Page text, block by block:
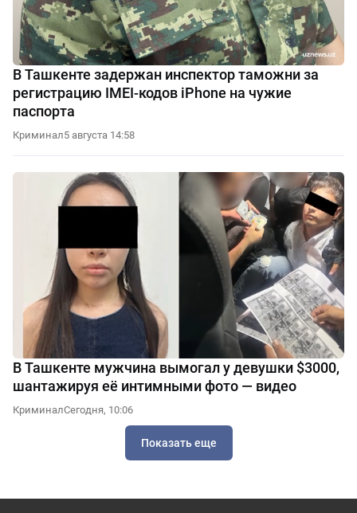
В Ташкенте задержан инспектор таможни за
регистрацию IMEI-кодов iPhone на чужие
паспорта
Криминал5 августа 14:58
В Ташкенте мужчина вымогал у девушки $3000,
шантажируя её интимными фото — видео
КриминалСегодня, 10:06
Показать еще